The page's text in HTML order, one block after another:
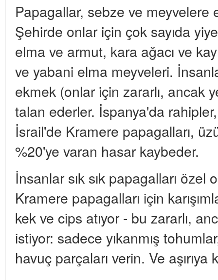
Papagallar, sebze ve meyvelere
Şehirde onlar için çok sayıda
elma ve armut, kara ağacı ve
ve yabani elma meyveleri.
ekmek (onlar için zararlı, ancak
talan ederler. İspanya'da
İsrail'de Kramere papagalları,
%20'ye varan hasar kaybeder.
İnsanlar sık sık papagalları
Kramere papagalları için
kek ve cips atıyor - bu zararlı,
istiyor: sadece yıkanmış
havuç parçaları verin. Ve aşırıya